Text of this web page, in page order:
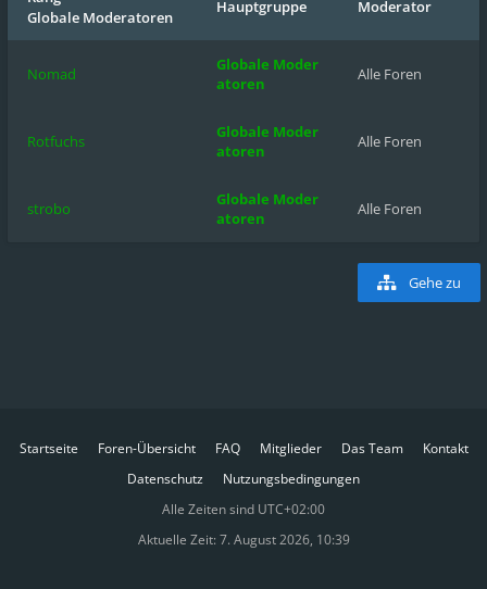
Globale Moderatoren
Hauptgruppe Moderator
Nomad
Globale Moder
atoren
Alle Foren
Rotfuchs
Globale Moder
atoren
Alle Foren
strobo
Globale Moder
atoren
Alle Foren
Gehe zu
Startseite Foren-Übersicht FAQ Mitglieder Das Team
Kontakt
Datenschutz
Nutzungsbedingungen
Alle Zeiten sind UTC+02:00
Aktuelle Zeit: 7. August 2026, 10:39